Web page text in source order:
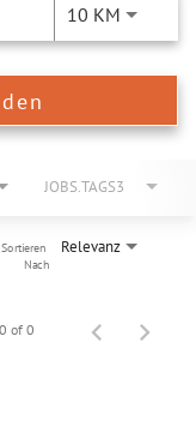
10 KM
JOBS.TAGS3
Relevanz
Sortieren
Nach
0 of 0